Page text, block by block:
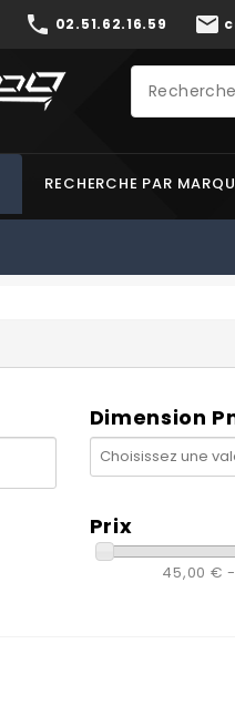
phone 02.51.62.16.59 mail
RECHERCHE PAR
Dimension
Prix
45,00 €